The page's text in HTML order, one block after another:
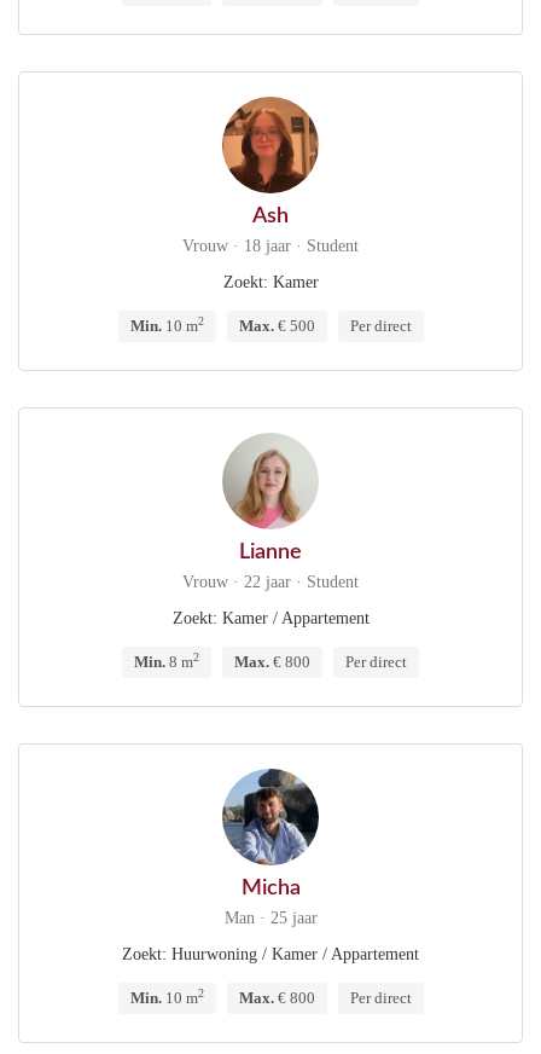
Ash
Vrouw · 18 jaar · Student
Zoekt: Kamer
Min.10 m2 Max.€ 500 Per direct
Lianne
Vrouw · 22 jaar · Student
Zoekt: Kamer / Appartement
Min. 8 m2 Max. € 800 Per direct
Micha
Man · 25 jaar
Zoekt: Huurwoning / Kamer / Appartement
Min.10 m2 Max.€ 800 Per direct